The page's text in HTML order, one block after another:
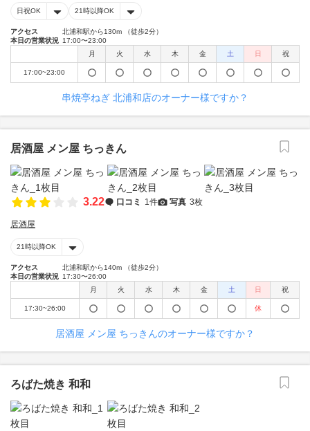
日祝OK 21時以降OK
アクセス
北浦和駅から130m （徒歩2分）
本日の営業状況 17:00〜23:00
月
火 水 木 金 土 日 祝
17:00~23:00
串焼亭ねぎ 北浦和店のオーナー様ですか？
居酒屋 メン屋 ちっきん
3.22 口コミ 1件 写真 3枚
居酒屋
21時以降OK
アクセス
北浦和駅から140m （徒歩2分）
本日の営業状況 17:30〜26:00
月
火 水 木 金 土 日 祝
17:30~26:00 休
居酒屋 メン屋 ちっきんのオーナー様ですか？
ろばた焼き 和和